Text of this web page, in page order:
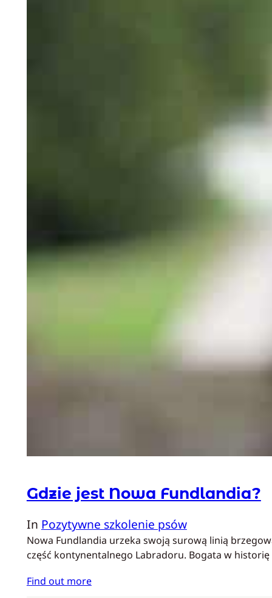
Gdzie jest Nowa Fundlandia?
In Pozytywne szkolenie psów
Nowa Fundlandia urzeka swoją surową linią
część kontynentalnego Labradoru. Bogata w
Find out more